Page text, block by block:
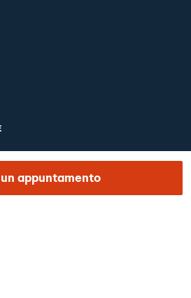
un appuntamento